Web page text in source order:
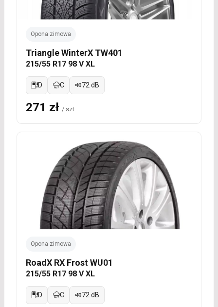
Opona zimowa
Triangle WinterX TW401
215/55 R17 98 V XL
D C 72 dB
271 zł / szt.
Opona zimowa
RoadX RX Frost WU01
215/55 R17 98 V XL
D C 72 dB